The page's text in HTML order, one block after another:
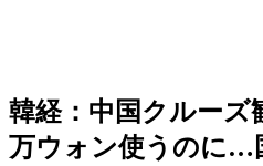
韓経：中国クルーズ
万ウォン使うのに…